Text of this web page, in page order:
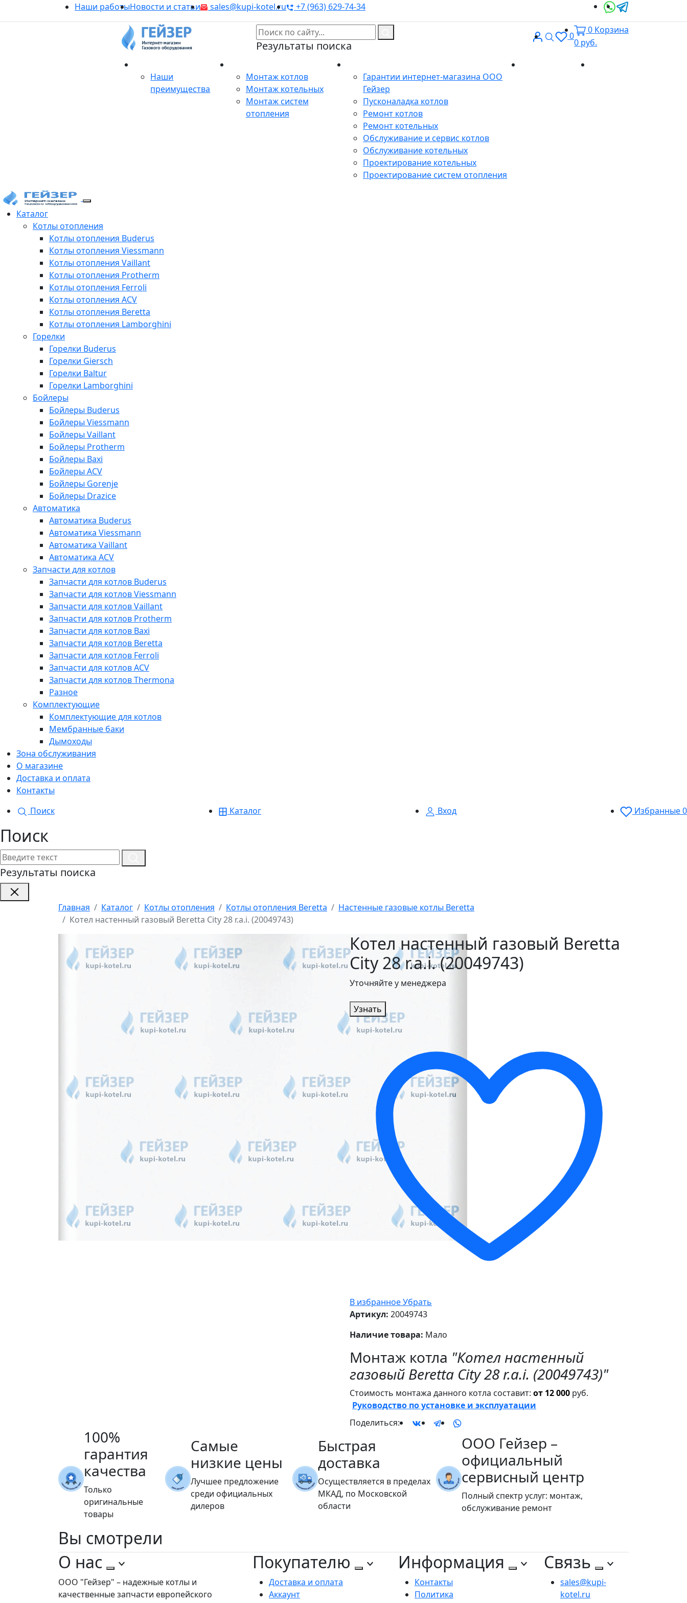
Наши работыНовости и статьи sales@kupi-kotel.ru +7 (963) 629-74-34
Результаты поиска
ВходПоиск
0
0 Корзина
0 руб.
Наши
преимущества
Монтаж котлов
Монтаж котельных
Монтаж систем
отопления
Гарантии интернет-магазина ООО
Гейзер
Пусконаладка котлов
Ремонт котлов
Ремонт котельных
Обслуживание и сервис котлов
Обслуживание котельных
Проектирование котельных
Проектирование систем отопления
Каталог
Котлы отопления
Котлы отопления Buderus
Котлы отопления Viessmann
Котлы отопления Vaillant
Котлы отопления Protherm
Котлы отопления Ferroli
Котлы отопления ACV
Котлы отопления Beretta
Котлы отопления Lamborghini
Горелки
Горелки Buderus
Горелки Giersch
Горелки Baltur
Горелки Lamborghini
Бойлеры
Бойлеры Buderus
Бойлеры Viessmann
Бойлеры Vaillant
Бойлеры Protherm
Бойлеры Baxi
Бойлеры ACV
Бойлеры Gorenje
Бойлеры Drazice
Автоматика
Автоматика Buderus
Автоматика Viessmann
Автоматика Vaillant
Автоматика ACV
Запчасти для котлов
Запчасти для котлов Buderus
Запчасти для котлов Viessmann
Запчасти для котлов Vaillant
Запчасти для котлов Protherm
Запчасти для котлов Baxi
Запчасти для котлов Beretta
Запчасти для котлов Ferroli
Запчасти для котлов ACV
Запчасти для котлов Thermona
Разное
Комплектующие
Комплектующие для котлов
Мембранные баки
Дымоходы
Зона обслуживания
О магазине
Доставка и оплата
Контакты
Поиск
Каталог Вход Избранные0
Поиск
Результаты поиска
Главная Каталог Котлы отопления Котлы отопления Beretta
Настенные газовые котлы Beretta
Котел настенный газовый Beretta City 28 r.a.i. (20049743)
Котел настенный газовый Beretta
City 28 r.a.i. (20049743)
Уточняйте у менеджера
Узнать
В избранноеУбрать
Артикул: 20049743
Наличие товара: Мало
Монтаж котла "Котел настенный
газовый Beretta City 28 r.a.i. (20049743)"
Стоимость монтажа данного котла составит: от 12 000 руб.
Руководство по установке и эксплуатации
Поделиться:
100%
гарантия
качества
Только
оригинальные
товары
Самые
низкие цены
Лучшее предложение
среди официальных
дилеров
Быстрая
доставка
Осуществляется в пределах
МКАД, по Московской
области
ООО Гейзер –
официальный
сервисный центр
Полный спектр услуг: монтаж,
обслуживание ремонт
Вы смотрели
О нас
ООО "Гейзер" – надежные котлы и
качественные запчасти европейского
Покупателю
Доставка и оплата
Аккаунт
Информация
Контакты
Политика
Связь
sales@kupi-
kotel.ru